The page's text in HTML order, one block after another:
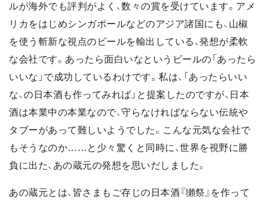
ルが海外でも評判がよく、数々の賞を受けています。アメ
リカをはじめシンガポールなどのアジア諸国にも、山椒
を使う斬新な視点のビールを輸出している、発想が柔軟
な会社です。あったら面白いなというビールの「あったら
いいな」で成功しているわけです。私は、「あったらいい
な、の日本酒も作ってみれば」と提案したのですが、日本
酒は本業中の本業なので、守らなければならない伝統や
タブーがあって難しいようでした。こんな元気な会社で
もそうなのか……と少々驚くと同時に、世界を視野に勝
負に出た、あの蔵元の発想を思いだしました。
あの蔵元とは、皆さまもご存じの日本酒『獺祭』を作って